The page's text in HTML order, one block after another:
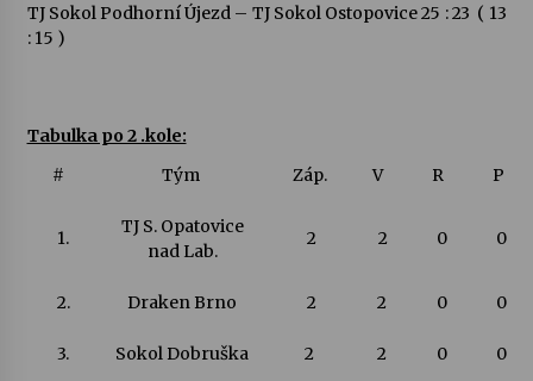
TJ Sokol Podhorní Újezd – TJ Sokol Ostopovice 25 : 23 ( 13
: 15 )
Tabulka po 2 .kole:
#
Tým Záp. V R P
1.
TJ S. Opatovice
nad Lab.
2 2 0 0
2. Draken Brno 2 2 0 0
3. Sokol Dobruška 2 2 0 0